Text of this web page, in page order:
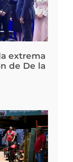
extrema
de De la